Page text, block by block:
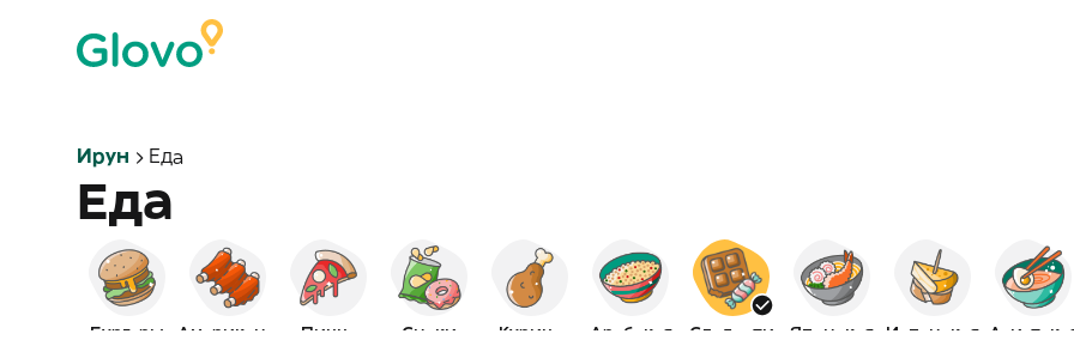
Ирун Еда
Еда
Бургеры Пицца Снэки Курица Арабская Сладости Японская Испанская